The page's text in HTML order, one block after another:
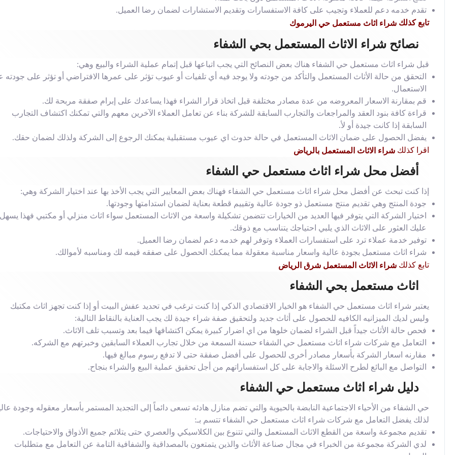
تقدم خدمه دعم للعملاء وتجيب على كافة الاستفسارات وتقديم الاستشارات لضمان رضا العميل.
تابع كذلك شراء اثاث مستعمل حي اليرموك
نصائح شراء الاثاث المستعمل بحي الشفاء
قبل شراء اثاث مستعمل حي الشفاء هناك بعض النصائح التي يجب اتباعها قبل إتمام عملية الشراء والبيع وهي:
التحقق من حالة الأثاث المستعمل والتأكد من جودته ولا يوجد فيه أي تلفيات أو عيوب تؤثر على عمرها الافتراضي أو تؤثر على جودته
الاستعمال.
قم بمقارنة الاسعار المعروضه من عدة مصادر مختلفة قبل اتخاذ قرار الشراء فهذا يساعدك على إبرام صفقة مربحة لك.
قراءة كافة بنود العقد والمراجعات والتجارب السابقة للشركة بناء عن تعامل العملاء الآخرين معهم والتي تمكنك اكتشاف التجارب
السابقة إذا كانت جيدة أو لأ.
يفضل الحصول على ضمان الاثاث المستعمل في حالة حدوث اي عيوب مستقبلية يمكنك الرجوع إلى الشركة ولذلك لضمان حقك.
اقرا كذلك شراء الاثاث المستعمل بالرياض
أفضل محل شراء اثاث مستعمل حي الشفاء
إذا كنت تبحث عن أفضل محل شراء اثاث مستعمل حي الشفاء فهناك بعض المعايير التي يجب الأخذ بها عند اختيار الشركة وهي:
جودة المنتج وهي تقديم منتج مستعمل ذو جودة عالية وتقييم قطعة بعناية لضمان استدامتها وجودتها.
اختيار الشركة التي يتوفر فيها العديد من الخيارات تتضمن تشكيلة واسعة من الاثاث المستعمل سواء اثاث منزلي أو مكتبي فهذا يسهل
عليك العثور على الاثاث الذي يلبي احتياجك يتناسب مع ذوقك.
توفير خدمة عملاء ترد على استفسارات العملاء وتوفر لهم خدمه دعم لضمان رضا العميل.
شراء اثاث مستعمل بجودة عالية واسعار مناسبة معقولة مما يمكنك الحصول على صفقه قيمه لك ومناسبه لأموالك.
تابع كذلك شراء الاثاث المستعمل شرق الرياض
اثاث مستعمل بحي الشفاء
يعتبر شراء اثاث مستعمل حي الشفاء هو الخيار الاقتصادي الذكي إذا كنت ترغب في تحديد عفش البيت أو إذا كنت تجهز اثاث مكتبك
وليس لديك الميزانيه الكافيه للحصول على أثاث جديد ولتحقيق صفة شراء جيدة لك يجب العناية بالنقاط التالية:
فحص حالة الأثاث جيداً قبل الشراء لضمان خلوها من اي اضرار كبيرة يمكن اكتشافها فيما بعد وتسبب تلف الاثاث.
التعامل مع شركات شراء اثاث مستعمل حي الشفاء حسنة السمعة من خلال تجارب العملاء السابقين وخبرتهم مع الشركه.
مقارنه اسعار الشركة بأسعار مصادر أخرى للحصول على أفضل صفقة حتى لا تدفع رسوم مبالغ فيها.
التواصل مع البائع لطرح الاسئلة والاجابة على كل استفساراتهم من أجل تحقيق عملية البيع والشراء بنجاح.
دليل شراء اثاث مستعمل حي الشفاء
حي الشفاء من الأحياء الاجتماعية النابضة بالحيوية والتي تضم منازل هادئه تسعى دائماً إلى التجديد المستمر بأسعار معقوله وجودة
لذلك يفضل التعامل مع شركات شراء اثاث مستعمل حي الشفاء تتسم بـ:
تقديم مجموعة واسعة من القطع الاثاث المستعمل والتي تتنوع بين الكلاسيكي والعصري حتى يتلائم جميع الأذواق والاحتياجات.
لدي الشركة مجموعة من الخبراء في مجال صناعة الأثاث والذين يتمتعون بالمصداقية والشفافية التامة عن التعامل مع متطلبات